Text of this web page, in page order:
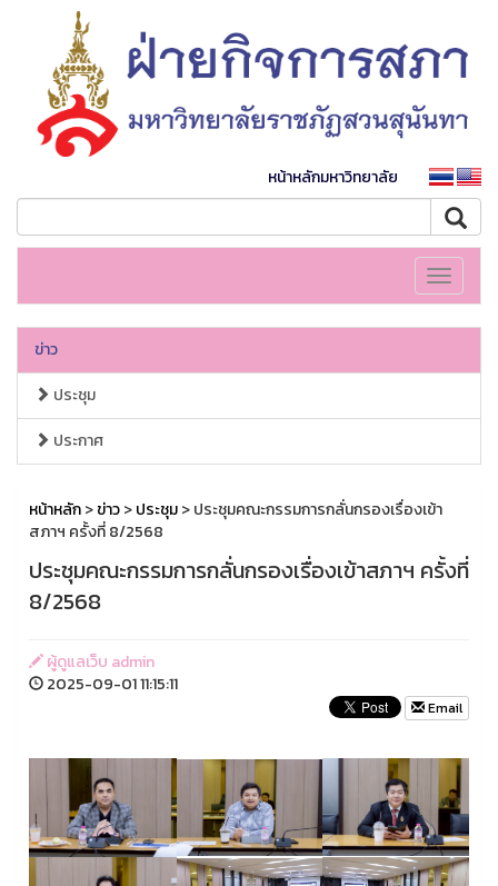
หน้าหลักมหาวิทยาลัย
Toggle
ข่าว
ประชุม
ประกาศ
หน้าหลัก>ข่าว>ประชุม> ประชุมคณะกรรมการกลั่นกรองเรื่องเข้า
สภาฯ ครั้งที่ 8/2568
ประชุมคณะกรรมการกลั่นกรองเรื่องเข้าสภาฯ ครั้งที่
8/2568
ผู้ดูแลเว็บ admin
2025-09-01 11:15:11
Email